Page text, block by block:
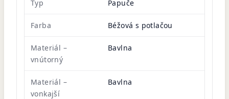
Typ Papuče
Farba Béžová s potlačou
Materiál –
vnútorný
Bavlna
Materiál –
vonkajší
Bavlna